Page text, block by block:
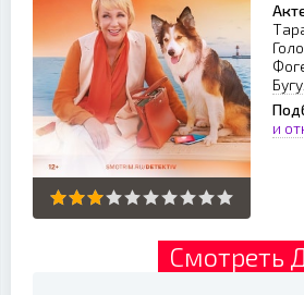
и
Смотреть